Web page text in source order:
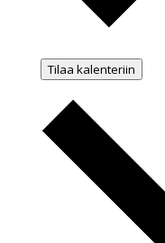
Tilaa kalenteriin